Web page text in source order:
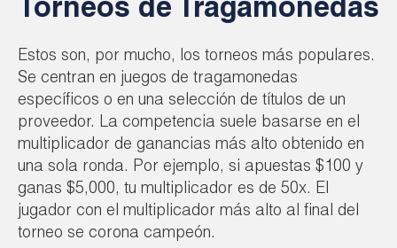
Torneos de Tragamonedas
Estos son, por mucho, los torneos más populares.
Se centran en juegos de tragamonedas
específicos o en una selección de títulos de un
proveedor. La competencia suele basarse en el
multiplicador de ganancias más alto obtenido en
una sola ronda. Por ejemplo, si apuestas $100 y
ganas $5,000, tu multiplicador es de 50x. El
jugador con el multiplicador más alto al final del
torneo se corona campeón.